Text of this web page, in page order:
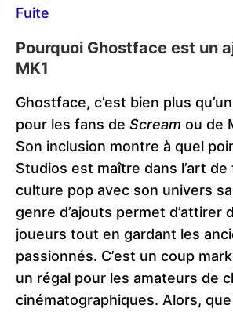
Fuite
Pourquoi Ghostface est un
MK1
Ghostface, c’est bien plus
pour les fans de Scream ou de
Son inclusion montre à quel
Studios est maître dans l’art
culture pop avec son univers
genre d’ajouts permet d’attirer
joueurs tout en gardant les
passionnés. C’est un coup
un régal pour les amateurs de
cinématographiques. Alors,